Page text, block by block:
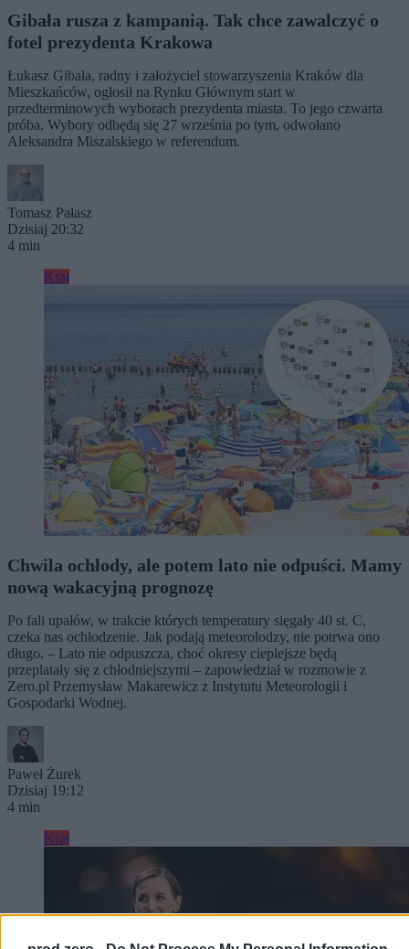
Gibała rusza z kampanią. Tak chce zawalczyć o
fotel prezydenta Krakowa
Łukasz Gibała, radny i założyciel stowarzyszenia Kraków dla
Mieszkańców, ogłosił na Rynku Głównym start w
przedterminowych wyborach prezydenta miasta. To jego czwarta
próba. Wybory odbędą się 27 września po tym, odwołano
Aleksandra Miszalskiego w referendum.
Tomasz Pałasz
Dzisiaj 20:32
4 min
Kraj
Chwila ochłody, ale potem lato nie odpuści. Mamy
nową wakacyjną prognozę
Po fali upałów, w trakcie których temperatury sięgały 40 st. C,
czeka nas ochłodzenie. Jak podają meteorolodzy, nie potrwa ono
długo. – Lato nie odpuszcza, choć okresy cieplejsze będą
przeplatały się z chłodniejszymi – zapowiedział w rozmowie z
Zero.pl Przemysław Makarewicz z Instytutu Meteorologii i
Gospodarki Wodnej.
Paweł Żurek
Dzisiaj 19:12
4 min
Kraj